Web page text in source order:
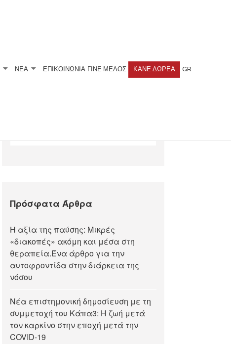
ΝΕΑ ΕΠΙΚΟΙΝΩΝΙΑ ΓΊΝΕ ΜΈΛΟΣ ΚΆΝΕ ΔΩΡΕΆ GR
Πρόσφατα Άρθρα
Η αξία της παύσης: Μικρές
«διακοπές» ακόμη και μέσα στη
θεραπεία.Ένα άρθρο για την
αυτοφροντίδα στην διάρκεια της
νόσου
Νέα επιστημονική δημοσίευση με τη
συμμετοχή του Κάπα3: Η ζωή μετά
τον καρκίνο στην εποχή μετά την
COVID-19